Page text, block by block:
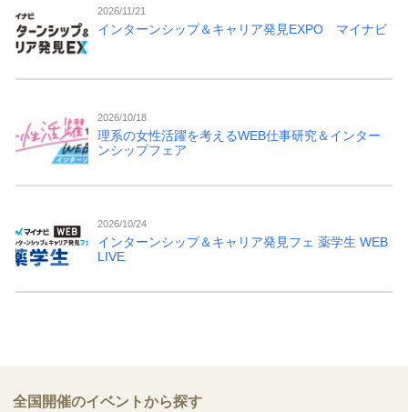
2026/11/21
インターンシップ＆キャリア発見EXPO マイナビ
2026/10/18
理系の女性活躍を考えるWEB仕事研究＆インター
ンシップフェア
2026/10/24
インターンシップ＆キャリア発見フェ 薬学生 WEB
LIVE
全国開催のイベントから探す